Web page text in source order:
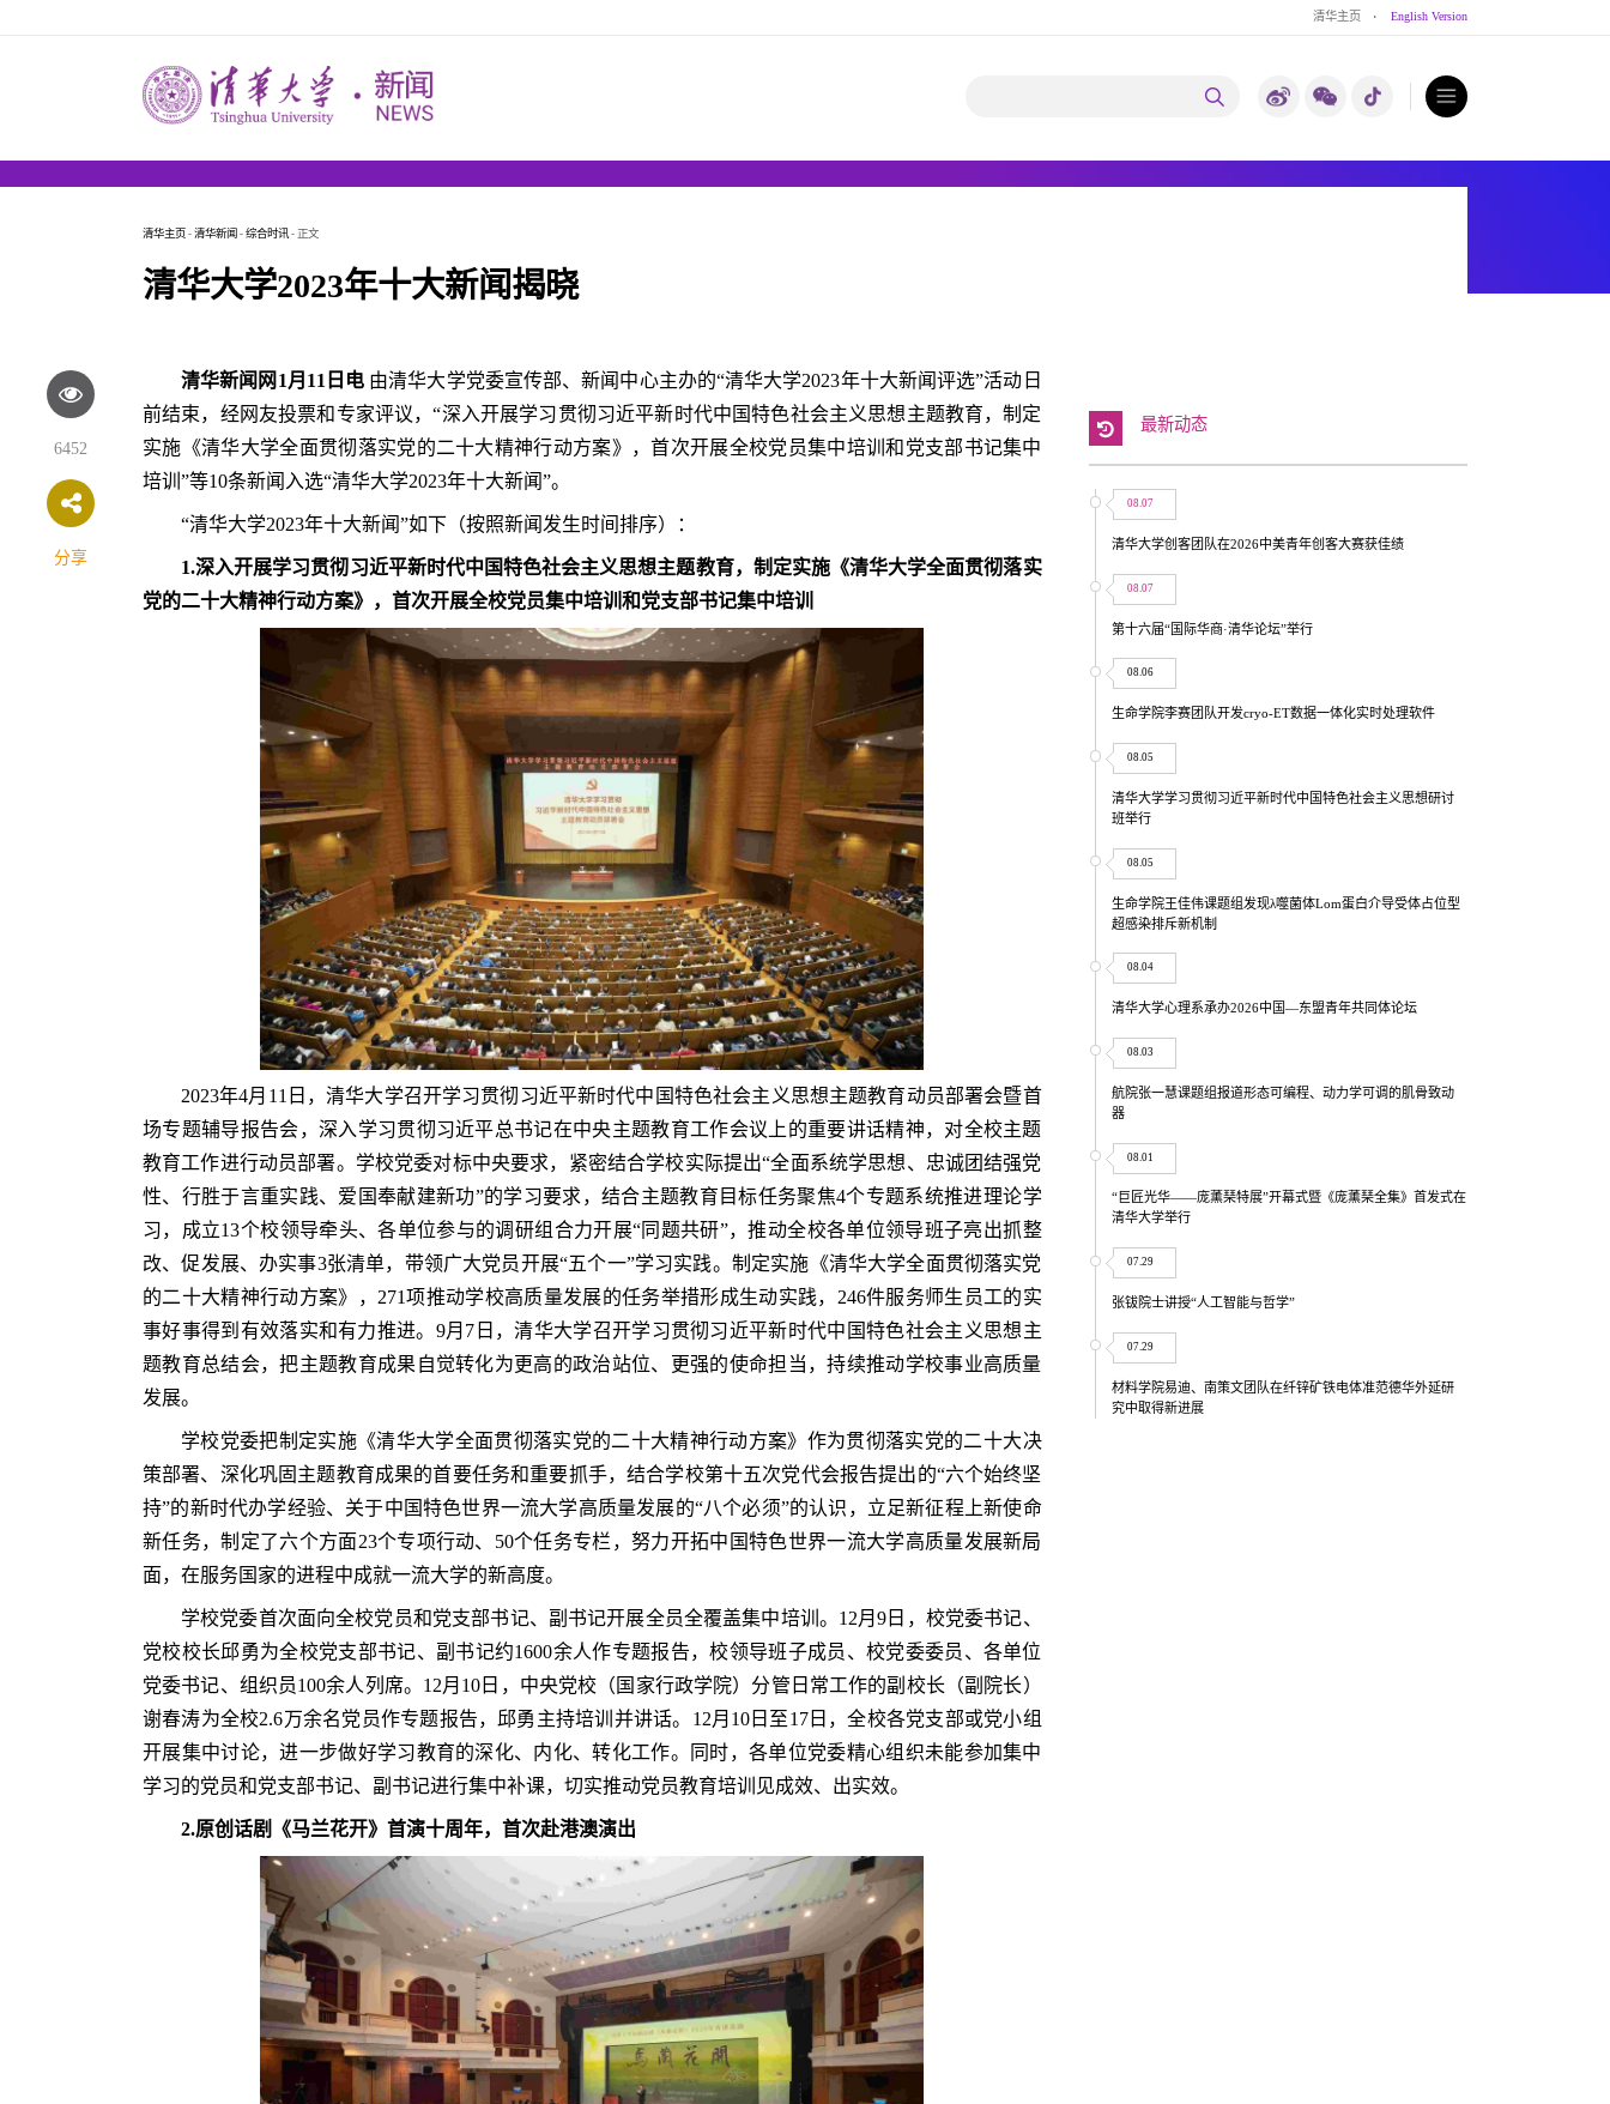
清华主页 · English Version
清华主页 - 清华新闻 - 综合时讯- 正文
清华大学2023年十大新闻揭晓
6452
分享
清华新闻网1月11日电 由清华大学党委宣传部、新闻中心主办的“清华大学2023年十大新闻评选”活动日
前结束，经网友投票和专家评议，“深入开展学习贯彻习近平新时代中国特色社会主义思想主题教育，制定
实施《清华大学全面贯彻落实党的二十大精神行动方案》，首次开展全校党员集中培训和党支部书记集中
培训”等10条新闻入选“清华大学2023年十大新闻”。
“清华大学2023年十大新闻”如下（按照新闻发生时间排序）：
1.深入开展学习贯彻习近平新时代中国特色社会主义思想主题教育，制定实施《清华大学全面贯彻落实
党的二十大精神行动方案》，首次开展全校党员集中培训和党支部书记集中培训
2023年4月11日，清华大学召开学习贯彻习近平新时代中国特色社会主义思想主题教育动员部署会暨首
场专题辅导报告会，深入学习贯彻习近平总书记在中央主题教育工作会议上的重要讲话精神，对全校主题
教育工作进行动员部署。学校党委对标中央要求，紧密结合学校实际提出“全面系统学思想、忠诚团结强党
性、行胜于言重实践、爱国奉献建新功”的学习要求，结合主题教育目标任务聚焦4个专题系统推进理论学
习，成立13个校领导牵头、各单位参与的调研组合力开展“同题共研”，推动全校各单位领导班子亮出抓整
改、促发展、办实事3张清单，带领广大党员开展“五个一”学习实践。制定实施《清华大学全面贯彻落实党
的二十大精神行动方案》，271项推动学校高质量发展的任务举措形成生动实践，246件服务师生员工的实
事好事得到有效落实和有力推进。9月7日，清华大学召开学习贯彻习近平新时代中国特色社会主义思想主
题教育总结会，把主题教育成果自觉转化为更高的政治站位、更强的使命担当，持续推动学校事业高质量
发展。
学校党委把制定实施《清华大学全面贯彻落实党的二十大精神行动方案》作为贯彻落实党的二十大决
策部署、深化巩固主题教育成果的首要任务和重要抓手，结合学校第十五次党代会报告提出的“六个始终坚
持”的新时代办学经验、关于中国特色世界一流大学高质量发展的“八个必须”的认识，立足新征程上新使命
新任务，制定了六个方面23个专项行动、50个任务专栏，努力开拓中国特色世界一流大学高质量发展新局
面，在服务国家的进程中成就一流大学的新高度。
学校党委首次面向全校党员和党支部书记、副书记开展全员全覆盖集中培训。12月9日，校党委书记、
党校校长邱勇为全校党支部书记、副书记约1600余人作专题报告，校领导班子成员、校党委委员、各单位
党委书记、组织员100余人列席。12月10日，中央党校（国家行政学院）分管日常工作的副校长（副院长）
谢春涛为全校2.6万余名党员作专题报告，邱勇主持培训并讲话。12月10日至17日，全校各党支部或党小组
开展集中讨论，进一步做好学习教育的深化、内化、转化工作。同时，各单位党委精心组织未能参加集中
学习的党员和党支部书记、副书记进行集中补课，切实推动党员教育培训见成效、出实效。
2.原创话剧《马兰花开》首演十周年，首次赴港澳演出
最新动态
08.07
清华大学创客团队在2026中美青年创客大赛获佳绩
08.07
第十六届“国际华商·清华论坛”举行
08.06
生命学院李赛团队开发cryo-ET数据一体化实时处理软件
08.05
清华大学学习贯彻习近平新时代中国特色社会主义思想研讨
班举行
08.05
生命学院王佳伟课题组发现λ噬菌体Lom蛋白介导受体占位型
超感染排斥新机制
08.04
清华大学心理系承办2026中国—东盟青年共同体论坛
08.03
航院张一慧课题组报道形态可编程、动力学可调的肌骨致动
器
08.01
“巨匠光华——庞薰琹特展”开幕式暨《庞薰琹全集》首发式在
清华大学举行
07.29
张钹院士讲授“人工智能与哲学”
07.29
材料学院易迪、南策文团队在纤锌矿铁电体准范德华外延研
究中取得新进展